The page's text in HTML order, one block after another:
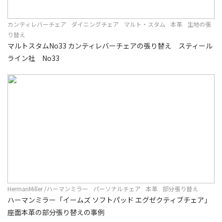
カンティレバーチェア ダイニングチェア マルト・スタム 本革
生地の張
り替え
マルトスタムNo33 カンティレバーチェアの張り替え スティール
ライン社 No33
HermanMiller /ハーマンミラー パーソナルチェア 本革 部分張り替え
ハーマンミラー「イームズ ソフトパッド エグゼクティブチェア」
座面本革の部分張り替えの事例